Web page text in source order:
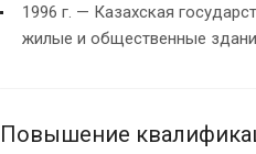
1996 г. — Казахская
жилые и общественные
Повышение